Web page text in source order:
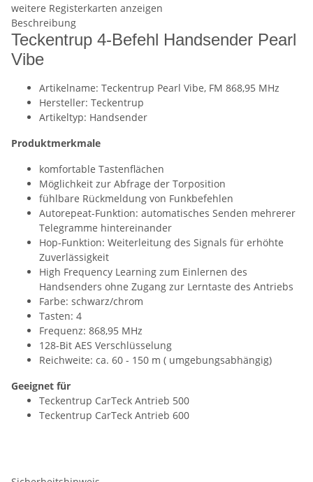
weitere Registerkarten anzeigen
Beschreibung
Teckentrup 4-Befehl Handsender Pearl
Vibe
Artikelname: Teckentrup Pearl Vibe, FM 868,95 MHz
Hersteller: Teckentrup
Artikeltyp: Handsender
Produktmerkmale
komfortable Tastenflächen
Möglichkeit zur Abfrage der Torposition
fühlbare Rückmeldung von Funkbefehlen
Autorepeat-Funktion: automatisches Senden mehrerer
Telegramme hintereinander
Hop-Funktion: Weiterleitung des Signals für erhöhte
Zuverlässigkeit
High Frequency Learning zum Einlernen des
Handsenders ohne Zugang zur Lerntaste des Antriebs
Farbe: schwarz/chrom
Tasten: 4
Frequenz: 868,95 MHz
128-Bit AES Verschlüsselung
Reichweite: ca. 60 - 150 m ( umgebungsabhängig)
Geeignet für
Teckentrup CarTeck Antrieb 500
Teckentrup CarTeck Antrieb 600